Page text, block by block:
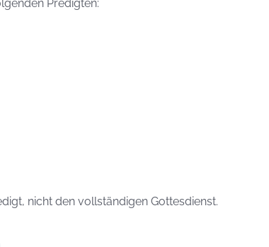
Predigten:
nicht den vollständigen Gottesdienst.